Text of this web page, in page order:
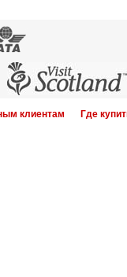
клиентам Где